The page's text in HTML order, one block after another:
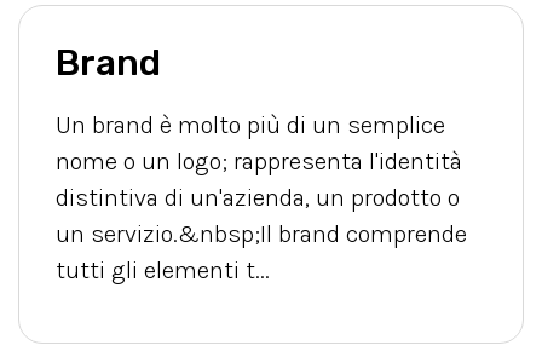
Brand
Un brand è molto più di un semplice
nome o un logo; rappresenta l'identità
distintiva di un'azienda, un prodotto o
un servizio.&nbsp;Il brand comprende
tutti gli elementi t...